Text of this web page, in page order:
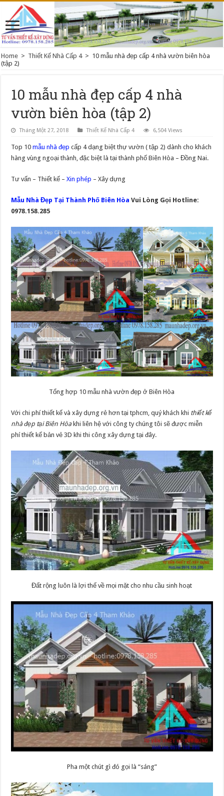
Home > Thiết Kế Nhà Cấp 4 > 10 mẫu nhà đẹp cấp 4 nhà vườn biên hòa
(tập 2)
10 mẫu nhà đẹp cấp 4 nhà
vườn biên hòa (tập 2)
Tháng Một 27, 2018 Thiết Kế Nhà Cấp 4 6,504 Views
Top 10mẫu nhà đẹp cấp 4 dạng biệt thự vườn ( tập 2) dành cho khách
hàng vùng ngoại thành, đặc biệt là tại thành phố Biên Hòa – Đồng Nai.
Tư vấn – Thiết kế –Xin phép – Xây dựng
Mẫu Nhà Đẹp Tại Thành Phố Biên Hòa Vui Lòng Gọi Hotline:
0978.158.285
Tổng hợp 10 mẫu nhà vườn đẹp ở Biên Hòa
Với chi phí thiết kế và xây dựng rẻ hơn tại tphcm, quý khách khi thiết kế
nhà đẹp tại Biên Hòakhi liên hệ với công ty chúng tôi sẽ được miễn
phí thiết kế bản vẻ 3D khi thi công xây dựng tại đây.
Đất rộng luôn là lợi thế về mọi mặt cho nhu cầu sinh hoạt
Pha một chút gì đó gọi là “sáng”